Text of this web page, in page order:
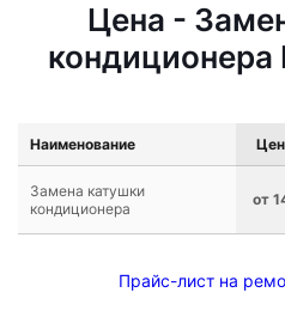
Цена -
кондиционера
Наименование
Замена катушки
кондиционера
от
Прайс-лист на